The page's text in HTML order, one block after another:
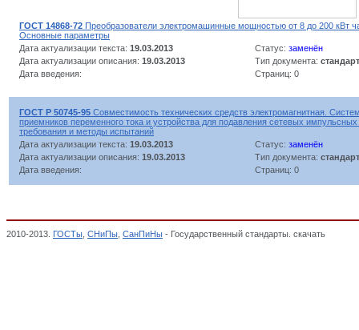
ГОСТ 14868-72 Преобразователи электромашинные мощностью от 8 до 200 кВт
Основные параметры
Дата актуализации текста: 19.03.2013 Статус: заменён
Дата актуализации описания: 19.03.2013 Тип документа: стандарт
Дата введения:
Страниц: 0
ГОСТ Р 50745-95 Совместимость технических средств электромагнитная.
приемников переменного тока и устройства для подавления сетевых
требования и методы испытаний
Дата актуализации текста: 19.03.2013 Статус: заменён
Дата актуализации описания: 19.03.2013 Тип документа: стандарт
Дата введения:
Страниц: 0
2010-2013. ГОСТы СНиПы СанПиНы - Государственный стандарты. скачать